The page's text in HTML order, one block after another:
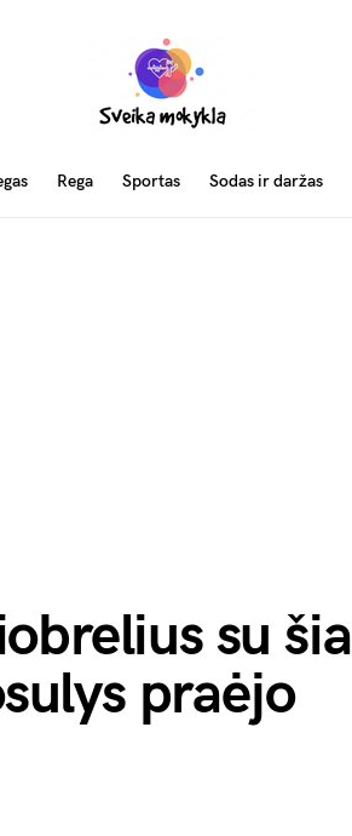
Rega Sportas Sodas ir daržas
su šia
praėjo